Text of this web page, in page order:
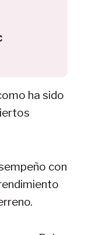
ha sido
con